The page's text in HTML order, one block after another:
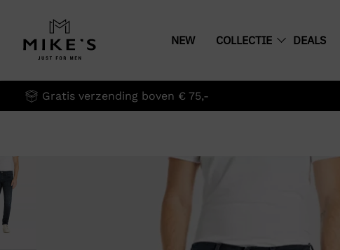
NEW COLLECTIE DEALS
Gratis verzending boven € 75,-